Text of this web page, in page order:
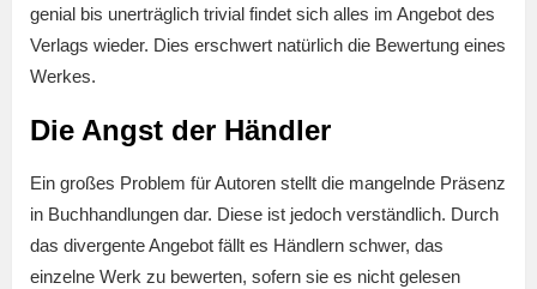
genial bis unerträglich trivial findet sich alles im Angebot des
Verlags wieder. Dies erschwert natürlich die Bewertung eines
Werkes.
Die Angst der Händler
Ein großes Problem für Autoren stellt die mangelnde Präsenz
in Buchhandlungen dar. Diese ist jedoch verständlich. Durch
das divergente Angebot fällt es Händlern schwer, das
einzelne Werk zu bewerten, sofern sie es nicht gelesen